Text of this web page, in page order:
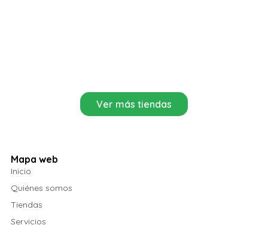
Ver más tiendas
Mapa web
Inicio
Quiénes somos
Tiendas
Servicios